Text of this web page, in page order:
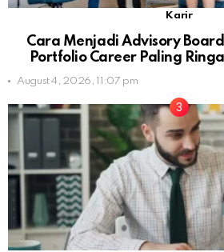
Karir
Cara Menjadi Advisory
Portfolio Career Paling
August 4, 2026, 11:07 pm